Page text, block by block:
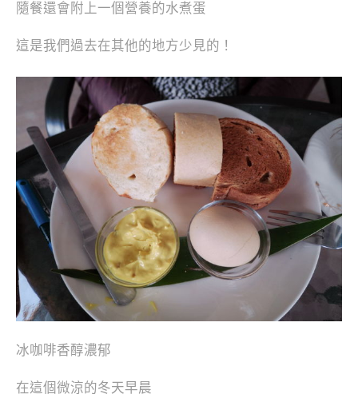
隨餐還會附上一個營養的水煮蛋
這是我們過去在其他的地方少見的！
冰咖啡香醇濃郁
在這個微涼的冬天早晨